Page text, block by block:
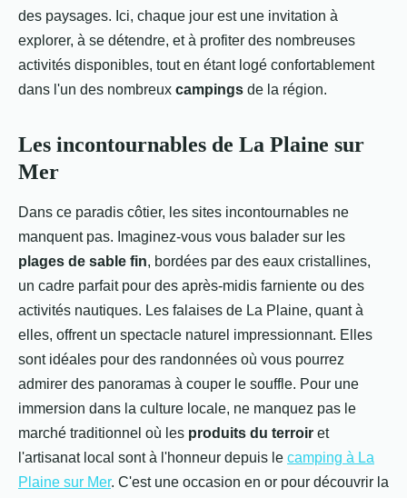
des paysages. Ici, chaque jour est une invitation à
explorer, à se détendre, et à profiter des nombreuses
activités disponibles, tout en étant logé confortablement
dans l'un des nombreux campings de la région.
Les incontournables de La Plaine sur
Mer
Dans ce paradis côtier, les sites incontournables ne
manquent pas. Imaginez-vous vous balader sur les
plages de sable fin, bordées par des eaux cristallines,
un cadre parfait pour des après-midis farniente ou des
activités nautiques. Les falaises de La Plaine, quant à
elles, offrent un spectacle naturel impressionnant. Elles
sont idéales pour des randonnées où vous pourrez
admirer des panoramas à couper le souffle. Pour une
immersion dans la culture locale, ne manquez pas le
marché traditionnel où les produits du terroir et
l'artisanat local sont à l'honneur depuis le camping à La
Plaine sur Mer. C'est une occasion en or pour découvrir la